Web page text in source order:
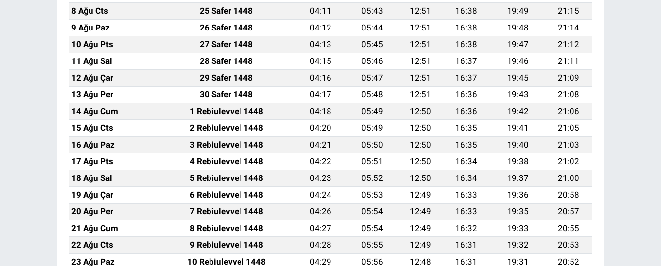
8 Ağu Cts
25 Safer 1448 04:11 05:43 12:51 16:38 19:49
21:15
9 Ağu Paz
26 Safer 1448 04:12 05:44 12:51 16:38 19:48
21:14
10 Ağu Pts
27 Safer 1448 04:13 05:45 12:51 16:38 19:47
21:12
11 Ağu Sal
28 Safer 1448 04:15 05:46 12:51 16:37 19:46
21:11
12 Ağu Çar
29 Safer 1448 04:16 05:47 12:51 16:37 19:45
21:09
13 Ağu Per
30 Safer 1448 04:17 05:48 12:51 16:36 19:43
21:08
14 Ağu Cum
1 Rebiulevvel 1448 04:18 05:49 12:50 16:36 19:42
21:06
15 Ağu Cts
2 Rebiulevvel 1448 04:20 05:49 12:50 16:35 19:41
21:05
16 Ağu Paz
3 Rebiulevvel 1448 04:21 05:50 12:50 16:35 19:40
21:03
17 Ağu Pts
4 Rebiulevvel 1448 04:22 05:51 12:50 16:34 19:38
21:02
18 Ağu Sal
5 Rebiulevvel 1448 04:23 05:52 12:50 16:34 19:37
21:00
19 Ağu Çar
6 Rebiulevvel 1448 04:24 05:53 12:49 16:33 19:36
20:58
20 Ağu Per
7 Rebiulevvel 1448 04:26 05:54 12:49 16:33 19:35
20:57
21 Ağu Cum
8 Rebiulevvel 1448 04:27 05:54 12:49 16:32 19:33
20:55
22 Ağu Cts
9 Rebiulevvel 1448 04:28 05:55 12:49 16:31 19:32
20:53
23 Ağu Paz
10 Rebiulevvel 1448 04:29 05:56 12:48 16:31 19:31 20:52